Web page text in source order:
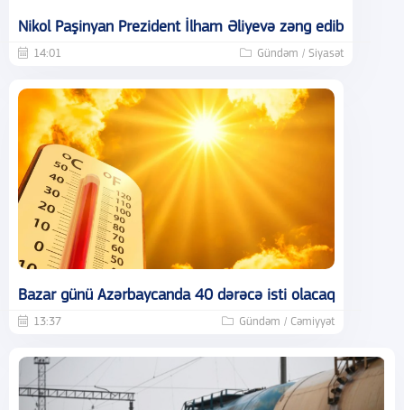
Nikol Paşinyan Prezident İlham Əliyevə zəng edib
14:01 Gündəm / Siyasət
Bazar günü Azərbaycanda 40 dərəcə isti olacaq
13:37 Gündəm / Cəmiyyət